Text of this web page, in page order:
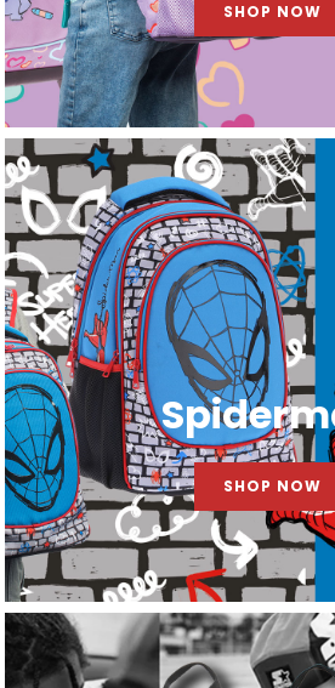
SHOP NOW
SHOP NOW